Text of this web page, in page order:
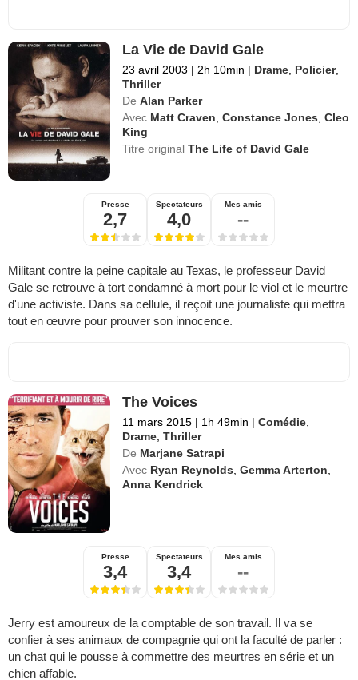
La Vie de David Gale
23 avril 2003 | 2h 10min | Drame Policier,
Thriller
De Alan Parker
Avec Matt Craven ,Constance Jones ,Cleo
King
Titre originalThe Life of David Gale
Presse
2,7
Spectateurs
4,0
Mes amis
--
Militant contre la peine capitale au Texas, le professeur David
Gale se retrouve à tort condamné à mort pour le viol et le meurtre
d'une activiste. Dans sa cellule, il reçoit une journaliste qui mettra
tout en œuvre pour prouver son innocence.
The Voices
11 mars 2015 | 1h 49min | Comédie
Drame ,Thriller
De Marjane Satrapi
Avec Ryan Reynolds ,Gemma Arterton
Anna Kendrick
Presse
3,4
Spectateurs
3,4
Mes amis
--
Jerry est amoureux de la comptable de son travail. Il va se
confier à ses animaux de compagnie qui ont la faculté de parler :
un chat qui le pousse à commettre des meurtres en série et un
chien affable.